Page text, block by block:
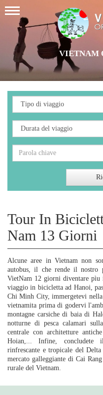
VIETNAM
Tour In
Nam 13 Giorni
Alcune aree in Vietnam non
autobus, il che rende il nostro
VietNam 12 giorni diventare pìu
viaggio in bicicletta ad Hanoi,
Chi Minh City, immergetevi
vietnamita prima di godervi
montagne carsiche di baia di
notturne di pesca calamari
centrale con architetture
Hoian,... Infine, concludete
rinfrescante e tropicale del
mercato galleggiante di Cai
rurale del Vietnam.